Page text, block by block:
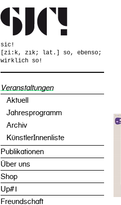
sic!
[zi:k, zık; lat.] so, ebenso;
wirklich so!
Veranstaltungen
Aktuell
Jahresprogramm
Archiv
KünstlerInnenliste
Publikationen
Über uns
Shop
Up#1
Freundschaft